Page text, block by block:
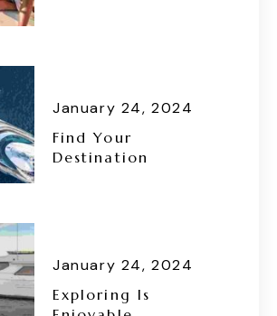
January 24, 2024
Find Your
Destination
January 24, 2024
Exploring Is